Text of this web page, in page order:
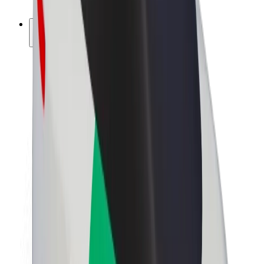
ფრენჩაიზი
კომპანია
ვაკანსიები
Bolt-ის შესახებ
Bolt და ეკომეგობრულობა
ნულოვანი პროექტი
სიახლეები
ბრენდის გზამკვლევი
ინვესტორებთან ურთიერთობა
ლიდერობა